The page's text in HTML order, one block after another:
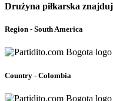
Drużyna piłkarska
Region - South America
Country - Colombia